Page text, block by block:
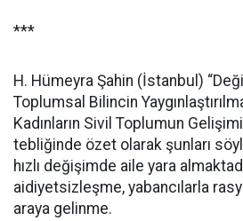
***
H. Hümeyra Şahin (İstanbul)
Toplumsal Bilincin
Kadınların Sivil Toplumun
tebliğinde özet olarak şunları
hızlı değişimde aile yara
aidiyetsizleşme, yabancılarla
araya gelinme.